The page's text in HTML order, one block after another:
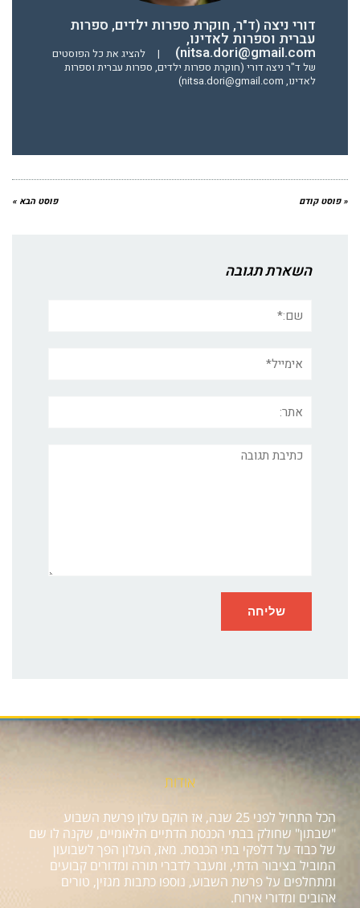
דורי ניצה (ד"ר, חוקרת ספרות ילדים, ספרות
עברית וספרות לאדינו,
nitsa.dori@gmail.com)
|
להציג את כל הפוסטים
של ד"ר ניצה דורי (חוקרת ספרות ילדים, ספרות עברית וספרות
לאדינו, nitsa.dori@gmail.com)
« פוסט קודם פוסט הבא »
השארת תגובה
תגובה
אודות
הכל התחיל לפני 25 שנה, אז הוקם עלון פרשת השבוע
"שבתון" שחולק בבתי הכנסת הדתיים הלאומיים, שקנה לו שם
של כבוד על דלפקי בתי הכנסת. מאז, העלון הפך לשבועון
המוביל בציבור הדתי, ומעבר לדברי תורה ומדורים קבועים
ומתחלפים על פרשת השבוע, נוספו כתבות מגזין, טורים
אהובים ומדורי אירוח.